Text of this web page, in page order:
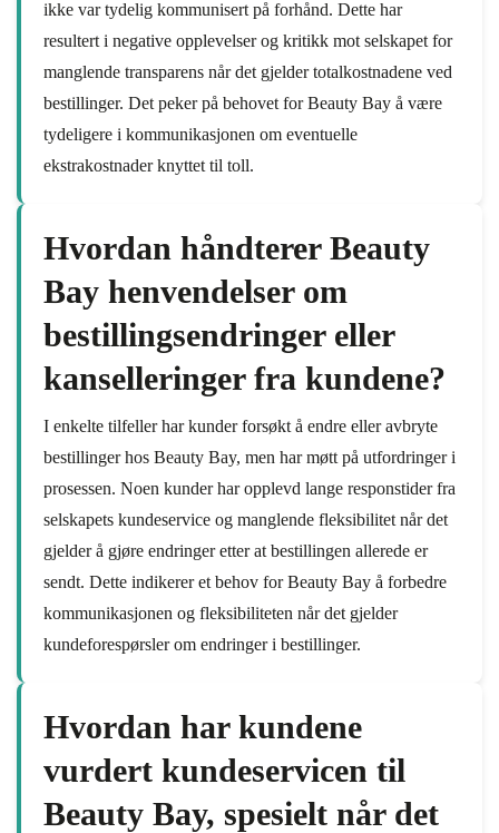
ikke var tydelig kommunisert på forhånd. Dette har
resultert i negative opplevelser og kritikk mot selskapet for
manglende transparens når det gjelder totalkostnadene ved
bestillinger. Det peker på behovet for Beauty Bay å være
tydeligere i kommunikasjonen om eventuelle
ekstrakostnader knyttet til toll.
Hvordan håndterer Beauty
Bay henvendelser om
bestillingsendringer eller
kanselleringer fra kundene?
I enkelte tilfeller har kunder forsøkt å endre eller avbryte
bestillinger hos Beauty Bay, men har møtt på utfordringer i
prosessen. Noen kunder har opplevd lange responstider fra
selskapets kundeservice og manglende fleksibilitet når det
gjelder å gjøre endringer etter at bestillingen allerede er
sendt. Dette indikerer et behov for Beauty Bay å forbedre
kommunikasjonen og fleksibiliteten når det gjelder
kundeforespørsler om endringer i bestillinger.
Hvordan har kundene
vurdert kundeservicen til
Beauty Bay, spesielt når det